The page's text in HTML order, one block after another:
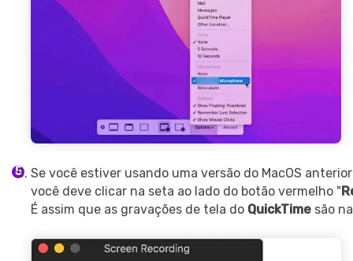
Se você estiver usando uma versão do MacOS
você deve clicar na seta ao lado do botão vermelho "
É assim que as gravações de tela do QuickTime são
With AI Ease.
Record. Edit. Share. All with
Filmora!
Try It Now